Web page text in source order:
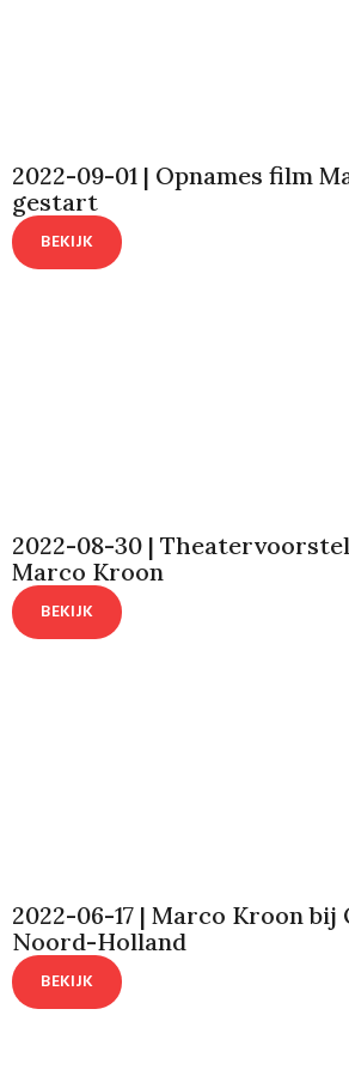
2022-09-01 | Opnames film
gestart
BEKIJK
2022-08-30 |
Marco Kroon
BEKIJK
2022-06-17 | Marco Kroon bij
Noord-Holland
BEKIJK